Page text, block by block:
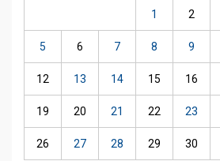
1 2
5 6 7 8 9
12 13 14 15 16
19 20 21 22 23
26 27 28 29 30